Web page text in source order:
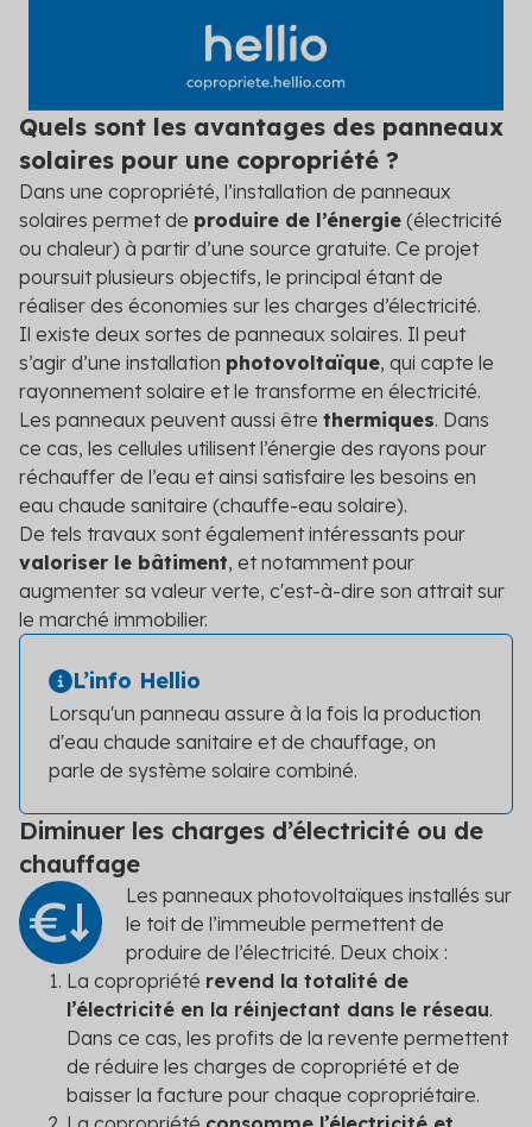
Quels sont les avantages des panneaux
solaires pour une copropriété ?
Dans une copropriété, l’installation de panneaux
solaires permet de produire de l’énergie (électricité
ou chaleur) à partir d’une source gratuite. Ce projet
poursuit plusieurs objectifs, le principal étant de
réaliser des économies sur les charges d’électricité.
Il existe deux sortes de panneaux solaires. Il peut
s’agir d’une installation photovoltaïque, qui capte le
rayonnement solaire et le transforme en électricité.
Les panneaux peuvent aussi être thermiques. Dans
ce cas, les cellules utilisent l’énergie des rayons pour
réchauffer de l’eau et ainsi satisfaire les besoins en
eau chaude sanitaire (chauffe-eau solaire).
De tels travaux sont également intéressants pour
valoriser le bâtiment, et notamment pour
augmenter sa valeur verte, c'est-à-dire son attrait sur
le marché immobilier.
L’info Hellio
Lorsqu'un panneau assure à la fois la production
d'eau chaude sanitaire et de chauffage, on
parle de système solaire combiné.
Diminuer les charges d’électricité ou de
chauffage
Les panneaux photovoltaïques installés sur
le toit de l’immeuble permettent de
produire de l’électricité. Deux choix :
La copropriété revend la totalité de
l’électricité en la réinjectant dans le réseau.
Dans ce cas, les profits de la revente permettent
de réduire les charges de copropriété et de
baisser la facture pour chaque copropriétaire.